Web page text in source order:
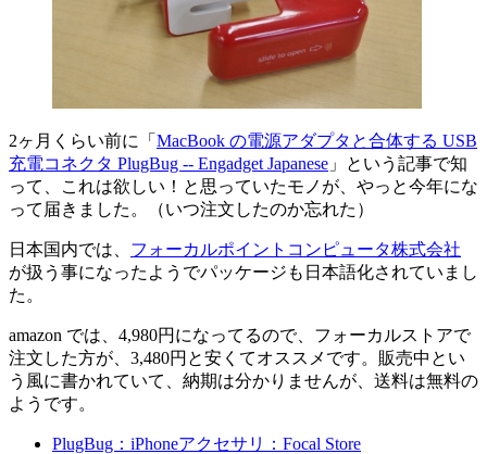
2ヶ月くらい前に「 MacBook の電源アダプタと合体する USB
充電コネクタ PlugBug -- Engadget Japanese 」という記事で知
って、これは欲しい！と思っていたモノが、やっと今年にな
って届きました。（いつ注文したのか忘れた）
日本国内では、 フォーカルポイントコンピュータ株式会社
が扱う事になったようでパッケージも日本語化されていまし
た。
amazon では、4,980円になってるので、フォーカルストアで
注文した方が、3,480円と安くてオススメです。販売中とい
う風に書かれていて、納期は分かりませんが、送料は無料の
ようです。
PlugBug：iPhoneアクセサリ：Focal Store